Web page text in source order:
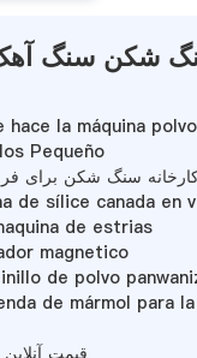
شکن سنگ
hace la máquina polvo
Pequeño
سنگ شکن برای
de sílice canada en
de estrias
magnetico
de polvo
de mármol para
قیمت